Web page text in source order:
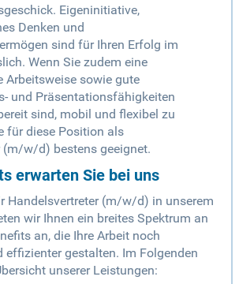
Eigeninitiative,
Denken und
sind für Ihren Erfolg im
Wenn Sie zudem eine
Arbeitsweise sowie gute
und Präsentationsfähigkeiten
sind, mobil und flexibel zu
für diese Position als
(m/w/d) bestens geeignet.
erwarten Sie bei uns
Handelsvertreter (m/w/d) in unserem
wir Ihnen ein breites Spektrum an
an, die Ihre Arbeit noch
effizienter gestalten. Im Folgenden
unserer Leistungen: